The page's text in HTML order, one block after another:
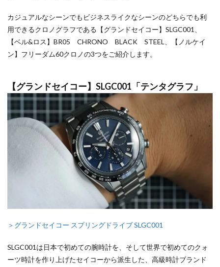
カジュアルなシーンでもビジネスライクなシーンのどちらでも利
用できるクロノグラフである【グランドセイコー】SLGC001、
【ベル&ロス】BR05 CHRONO BLACK STEEL、【ノルケイ
ン】フリーダム60クロノの3つをご紹介します。
【グランドセイコー】SLGC001「テンタグラフ」
＞グランドセイコー スプリングドライブ SLGC001
SLGC001は日本で初めての腕時計を、そして世界で初めてのクォ
ーツ時計を作り上げたセイコーから派生した、高級時計ブランド